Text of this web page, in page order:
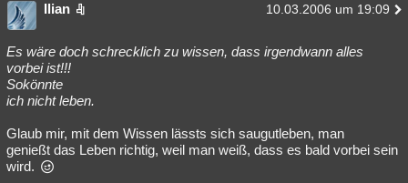
Menschen Mystery Kriminalfälle
Spiritualität Verschwörungen Technologie Ufologie
Natur
Philosophie Träume Orte Esoterik Literatur
Astronomie
Ilian 10.03.2006 um 19:09
Es wäre doch schrecklich zu wissen, dass irgendwann alles
vorbei ist!!!
Sokönnte
ich nicht leben.
Glaub mir, mit dem Wissen lässts sich saugutleben, man
genießt das Leben richtig, weil man weiß, dass es bald vorbei sein
wird.